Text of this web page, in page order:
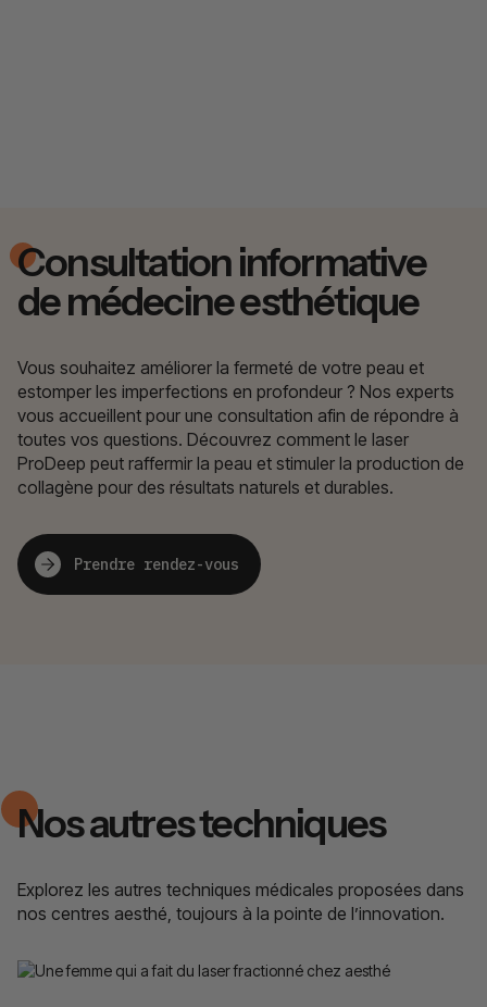
Consultation informative
de médecine esthétique
Vous souhaitez améliorer la fermeté de votre peau et
estomper les imperfections en profondeur ? Nos experts
vous accueillent pour une consultation afin de répondre à
toutes vos questions. Découvrez comment le laser
ProDeep peut raffermir la peau et stimuler la production de
collagène pour des résultats naturels et durables.
Prendre rendez-vous
Nos autres techniques
Explorez les autres techniques médicales proposées dans
nos centres aesthé, toujours à la pointe de l’innovation.